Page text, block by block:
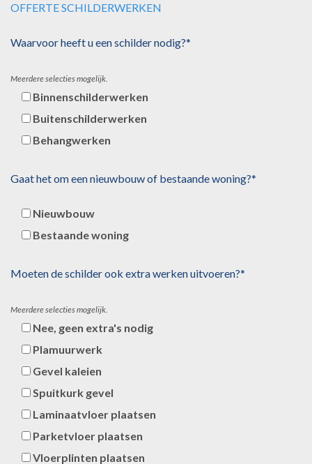
OFFERTE SCHILDERWERKEN
Waarvoor heeft u een schilder nodig?*
Meerdere selecties mogelijk.
Binnenschilderwerken
Buitenschilderwerken
Behangwerken
Gaat het om een nieuwbouw of bestaande woning?*
Nieuwbouw
Bestaande woning
Moeten de schilder ook extra werken uitvoeren?*
Meerdere selecties mogelijk.
Nee, geen extra's nodig
Plamuurwerk
Gevel kaleien
Spuitkurk gevel
Laminaatvloer plaatsen
Parketvloer plaatsen
Vloerplinten plaatsen